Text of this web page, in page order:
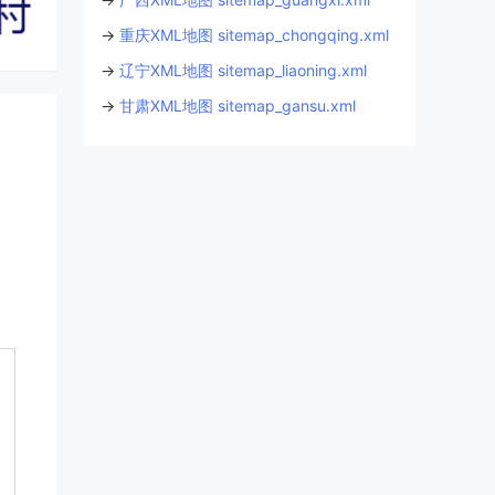
→ 重庆XML地图 sitemap_chongqing.xml
→ 辽宁XML地图 sitemap_liaoning.xml
→ 甘肃XML地图 sitemap_gansu.xml